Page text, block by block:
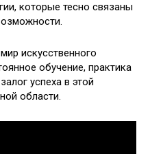
которые тесно связаны
искусственного
обучение, практика
успеха в этой
области.